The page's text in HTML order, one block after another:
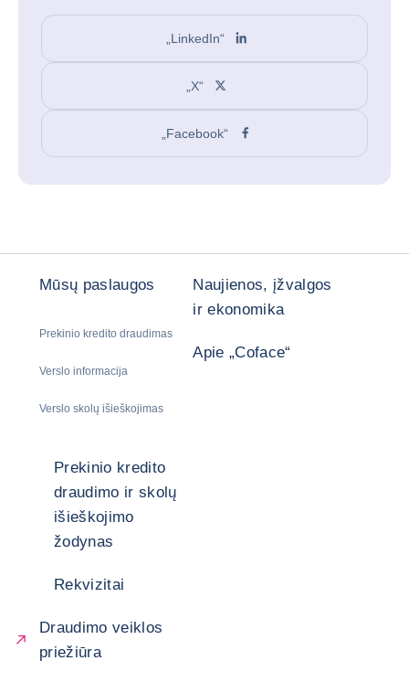
„LinkedIn“
„X“
„Facebook“
Mūsų paslaugos
Prekinio kredito draudimas
Verslo informacija
Verslo skolų išieškojimas
Naujienos, įžvalgos
ir ekonomika
Apie „Coface“
Prekinio kredito
draudimo ir skolų
išieškojimo
žodynas
Rekvizitai
Draudimo veiklos
priežiūra